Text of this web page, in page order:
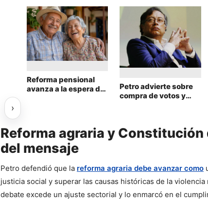
Reforma pensional
avanza a la espera de
Petro advierte sobre
compra de votos y
pueblo
Reforma agraria y Constitución
del mensaje
Petro defendió que la reforma agraria debe avanzar como
justicia social y superar las causas históricas de la
debate excede un ajuste sectorial y lo enmarcó en el